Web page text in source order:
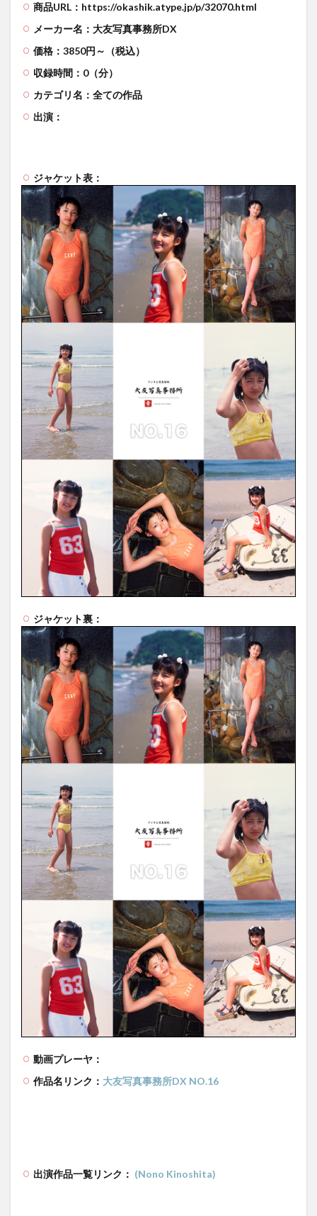
商品URL：https://okashik.atype.jp/p/32070.html
メーカー名：大友写真事務所DX
価格：3850円～（税込）
収録時間：0（分）
カテゴリ名：全ての作品
出演：
ジャケット表：
ジャケット裏：
動画プレーヤ：
作品名リンク： 大友写真事務所DX NO.16
出演作品一覧リンク： (Nono Kinoshita)